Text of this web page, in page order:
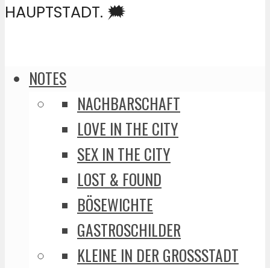
HAUPTSTADT. 🗯️
NOTES
NACHBARSCHAFT
LOVE IN THE CITY
SEX IN THE CITY
LOST & FOUND
BÖSEWICHTE
GASTROSCHILDER
KLEINE IN DER GROSSSTADT